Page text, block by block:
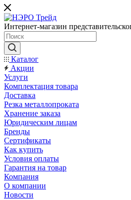
Интернет-магазин
Каталог
Акции
Услуги
Комплектация товара
Доставка
Резка металлопроката
Хранение заказа
Юридическим лицам
Бренды
Сертификаты
Как купить
Условия оплаты
Гарантия на товар
Компания
О компании
Новости